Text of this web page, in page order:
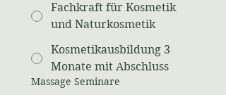
Fachkraft für Kosmetik
Kosmetikausbildung 3
Monate mit Abschluss
Massage Seminare